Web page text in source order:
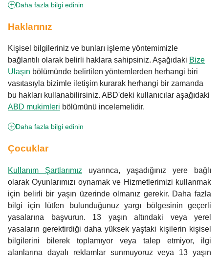
Daha fazla bilgi edinin
Haklarınız
Kişisel bilgileriniz ve bunları işleme yöntemimizle
bağlantılı olarak belirli haklara sahipsiniz. Aşağıdaki Bize
Ulaşın bölümünde belirtilen yöntemlerden herhangi biri
vasıtasıyla bizimle iletişim kurarak herhangi bir zamanda
bu hakları kullanabilirsiniz. ABD'deki kullanıcılar aşağıdaki
ABD mukimleri bölümünü incelemelidir.
Daha fazla bilgi edinin
Çocuklar
Kullanım Şartlarımız uyarınca, yaşadığınız yere bağlı
olarak Oyunlarımızı oynamak ve Hizmetlerimizi kullanmak
için belirli bir yaşın üzerinde olmanız gerekir. Daha fazla
bilgi için lütfen bulunduğunuz yargı bölgesinin geçerli
yasalarına başvurun. 13 yaşın altındaki veya yerel
yasaların gerektirdiği daha yüksek yaştaki kişilerin kişisel
bilgilerini bilerek toplamıyor veya talep etmiyor, ilgi
alanlarına dayalı reklamlar sunmuyoruz veya 13 yaşın